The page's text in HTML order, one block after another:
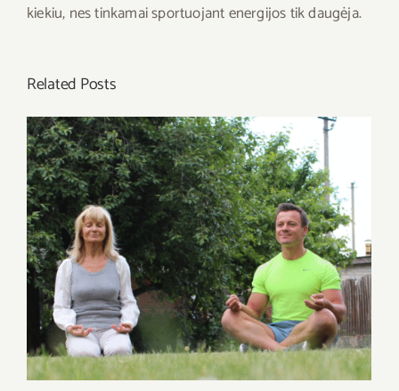
kiekiu, nes tinkamai sportuojant energijos tik daugėja.
Related Posts
Meditacija – tikras kelias į sėkmingesnį
gyvenimą